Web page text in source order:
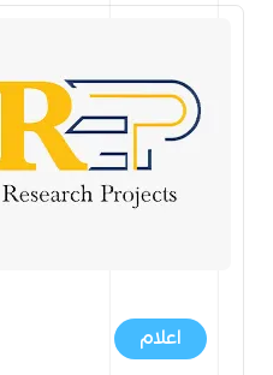
اعلام